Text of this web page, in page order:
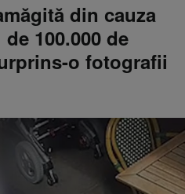
din cauza
100.000 de
o fotografii